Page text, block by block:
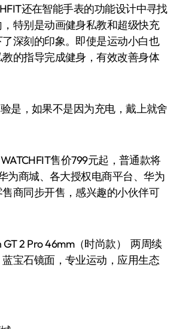
还在智能手表的功能设计中寻找
特别是动画健身私教和超级快充
深刻的印象。即使是运动小白也
的指导完成健身，有效改善身体
是，如果不是因为充电，戴上就舍
售价799元起，普通款将
为商城、各大授权电商平台、华为
商同步开售，感兴趣的小伙伴可
GT 2 Pro 46mm（时尚款） 两周续
宝石镜面，专业运动，应用生态